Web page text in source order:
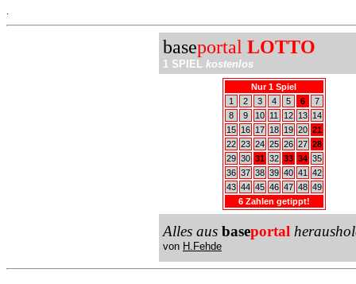
baseportal LOTTO
1 SPIEL kostenlos
Nur 1 Spiel
1
2 3 4 5 6
7
8
9 10 11 12 13
14
15
16 17 18 19 20 21
22 23 24 25 26 27 28
29 30 31 32 33 34 35
36 37 38 39 40 41
42
43 44 45 46 47 48 49
6 Zahlen getippt!
Alles aus baseportal
von H.Fehde